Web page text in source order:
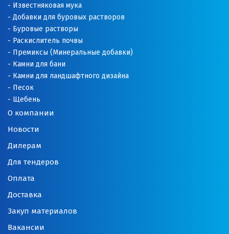
О компании
Новости
Дилерам
Для тендеров
Оплата
Доставка
Закуп материалов
Вакансии
Известняковая мука
Добавки для буровых растворов
Буровые растворы
Раскислитель почвы
Премиксы (Минеральные добавки)
Камни для бани
Камни для ландшафтного дизайна
Песок
Щебень